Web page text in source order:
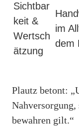
Sichtbar
keit &
Wertsch
ätzung
im
dem
Plautz betont:
bewahren gilt.“